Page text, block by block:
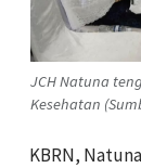
JCH Natuna
Kesehatan
KBRN,